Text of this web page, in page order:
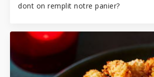
dont on remplit notre panier?